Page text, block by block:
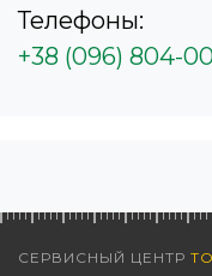
Телефоны:
+38 (096) 804-
СЕРВИСНЫЙ ЦЕНТР